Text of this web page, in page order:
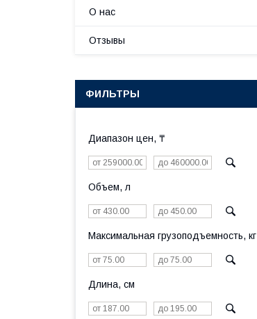
О нас
Отзывы
ФИЛЬТРЫ
Диапазон цен, ₸
Объем, л
Максимальная грузоподъемность, кг
Длина, см